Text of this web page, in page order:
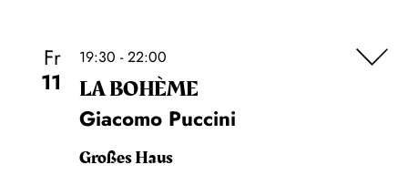
Fr
11
19:30 - 22:00
LA BOHÈME
Giacomo Puccini
Großes Haus